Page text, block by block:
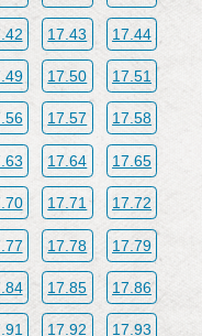
17.43 17.44
17.50 17.51
17.57 17.58
17.64 17.65
17.71 17.72
17.78 17.79
17.85 17.86
17.92 17.93